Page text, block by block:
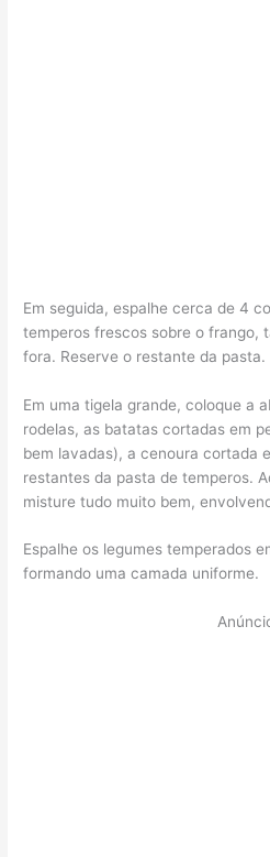
Em seguida, espalhe cerca de 4
temperos frescos sobre o frango,
fora. Reserve o restante da pasta.
Em uma tigela grande, coloque a
rodelas, as batatas cortadas em
bem lavadas), a cenoura cortada
restantes da pasta de temperos.
misture tudo muito bem,
Espalhe os legumes temperados
formando uma camada uniforme.